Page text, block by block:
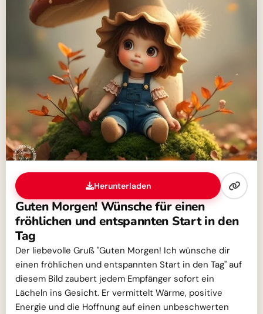
Herunterladen
Guten Morgen! Wünsche für einen
fröhlichen und entspannten Start in den
Tag
Der liebevolle Gruß "Guten Morgen! Ich wünsche dir
einen fröhlichen und entspannten Start in den Tag" auf
diesem Bild zaubert jedem Empfänger sofort ein
Lächeln ins Gesicht. Er vermittelt Wärme, positive
Energie und die Hoffnung auf einen unbeschwerten